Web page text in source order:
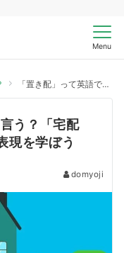
Menu
「置き配」って英語でなんて言う？「宅配BOX」「置き配OK」などの表現を学ぼう
う？「宅配
現を学ぼう
domyoji